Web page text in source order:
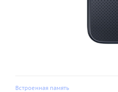
Встроенная память